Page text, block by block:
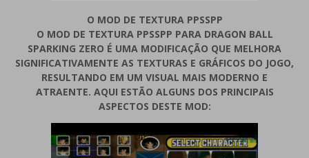
O MOD DE TEXTURA PPSSPP
O MOD DE TEXTURA PPSSPP PARA DRAGON BALL
SPARKING ZERO É UMA MODIFICAÇÃO QUE MELHORA
SIGNIFICATIVAMENTE AS TEXTURAS E GRÁFICOS DO JOGO,
RESULTANDO EM UM VISUAL MAIS MODERNO E
ATRAENTE. AQUI ESTÃO ALGUNS DOS PRINCIPAIS
ASPECTOS DESTE MOD: